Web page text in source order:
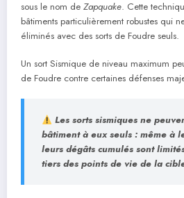
sous le nom de Zapquake. Cette
bâtiments particulièrement robustes qui
éliminés avec des sorts de Foudre seuls.
Un sort Sismique de niveau maximum
de Foudre contre certaines défenses
Les sorts sismiques ne
bâtiment à eux seuls : même à
leurs dégâts cumulés sont
tiers des points de vie de la